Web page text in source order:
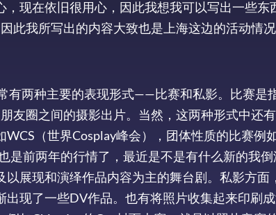
现在依旧很用心，因此我想我可以写出一些东
此我所写出的内容大致也是上海这边的活动情况
有两种主要的表现形式——比赛和私影。比赛是
友圈之间的摄影出片。当然，这两种形式中还
（世界Cosplay峰会），团体性质的比赛例
是前两年的行情了，最近是不是有什么新的我
展现和演绎作品内容为主的舞台剧。私影方面
现了一些DV作品。也有将照片收集起来印刷